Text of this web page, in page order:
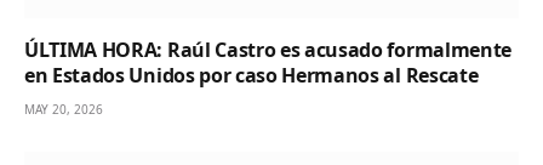
ÚLTIMA HORA: Raúl Castro es acusado formalmente
en Estados Unidos por caso Hermanos al Rescate
MAY 20, 2026